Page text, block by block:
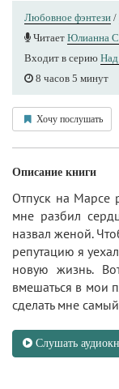
Любовное фэнтези /
Читает Юлианна
Входит в серию
8 часов 5 минут
Хочу послушать
Описание книги
Отпуск на Марсе
мне разбил
назвал женой.
репутацию я
новую жизнь.
вмешаться в мои
сделать мне
Слушать